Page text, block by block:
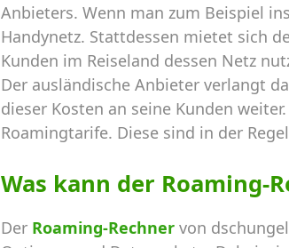
Anbieters. Wenn man zum Beispiel
Handynetz. Stattdessen mietet sich
Kunden im Reiseland dessen Netz
Der ausländische Anbieter verlangt
dieser Kosten an seine Kunden
Roamingtarife. Diese sind in der
Was kann der Roaming-
Der Roaming-Rechner von